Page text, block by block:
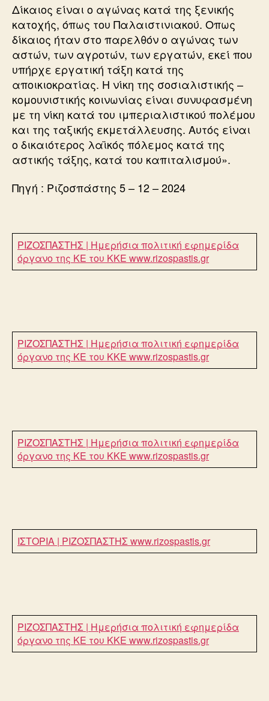
Δίκαιος είναι ο αγώνας κατά της ξενικής
κατοχής, όπως του Παλαιστινιακού. Οπως
δίκαιος ήταν στο παρελθόν ο αγώνας των
αστών, των αγροτών, των εργατών, εκεί που
υπήρχε εργατική τάξη κατά της
αποικιοκρατίας. Η νίκη της σοσιαλιστικής –
κομουνιστικής κοινωνίας είναι συνυφασμένη
με τη νίκη κατά του ιμπεριαλιστικού πολέμου
και της ταξικής εκμετάλλευσης. Αυτός είναι
ο δικαιότερος λαϊκός πόλεμος κατά της
αστικής τάξης, κατά του καπιταλισμού».
Πηγή : Ριζοσπάστης 5 – 12 – 2024
ΡΙΖΟΣΠΑΣΤΗΣ | Ημερήσια πολιτική εφημερίδα
όργανο της ΚΕ του ΚΚΕ www.rizospastis.gr
ΡΙΖΟΣΠΑΣΤΗΣ | Ημερήσια πολιτική εφημερίδα
όργανο της ΚΕ του ΚΚΕ www.rizospastis.gr
ΡΙΖΟΣΠΑΣΤΗΣ | Ημερήσια πολιτική εφημερίδα
όργανο της ΚΕ του ΚΚΕ www.rizospastis.gr
ΙΣΤΟΡΙΑ | ΡΙΖΟΣΠΑΣΤΗΣwww.rizospastis.gr
ΡΙΖΟΣΠΑΣΤΗΣ | Ημερήσια πολιτική εφημερίδα
όργανο της ΚΕ του ΚΚΕ www.rizospastis.gr